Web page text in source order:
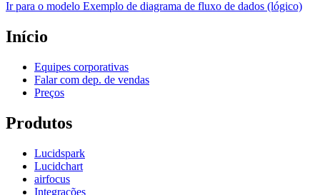
Ir para o modelo Exemplo de diagrama de fluxo de dados (lógico)
Início
Equipes corporativas
Falar com dep. de vendas
Preços
Produtos
Lucidspark
Lucidchart
airfocus
Integrações